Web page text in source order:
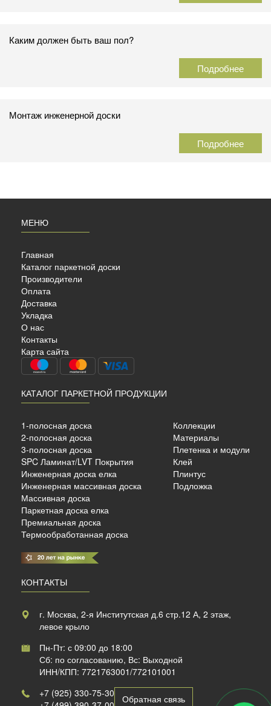
Каким должен быть ваш пол?
Подробнее
Монтаж инженерной доски
Подробнее
МЕНЮ
Главная
Каталог паркетной доски
Производители
Оплата
Доставка
Укладка
О нас
Контакты
Карта сайта
КАТАЛОГ ПАРКЕТНОЙ ПРОДУКЦИИ
1-полосная доска
2-полосная доска
3-полосная доска
SPC Ламинат/LVT Покрытия
Инженерная доска елка
Инженерная массивная доска
Массивная доска
Паркетная доска елка
Премиальная доска
Термообработанная доска
Коллекции
Материалы
Плетенка и модули
Клей
Плинтус
Подложка
КОНТАКТЫ
г. Москва, 2-я Институтская д.6 стр.12 А, 2 этаж,
левое крыло
Пн-Пт: с 09:00 до 18:00
Сб: по согласованию, Вс: Выходной
ИНН/КПП: 7721763001/772101001
+7 (925) 330-75-30
Обратная связь